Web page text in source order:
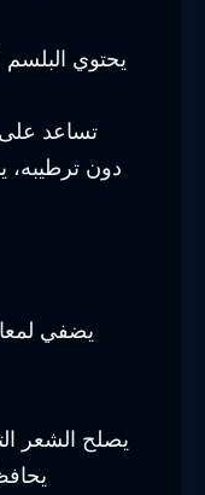
يحتوي البلسم
تساعد
دون ترطيبه،
يضفي
يصلح الشعر